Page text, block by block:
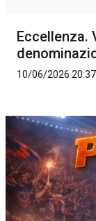
Eccellenza.
10/06/2026 20:37